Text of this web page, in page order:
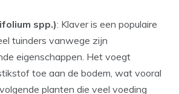
spp.): Klaver is een populaire
tuinders vanwege zijn
eigenschappen. Het voegt
toe aan de bodem, wat vooral
planten die veel voeding